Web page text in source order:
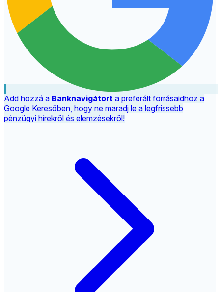
Add hozzá a Banknavigátort a preferált forrásaidhoz a
Google Keresőben, hogy ne maradj le a legfrissebb
pénzügyi hírekről és elemzésekről!